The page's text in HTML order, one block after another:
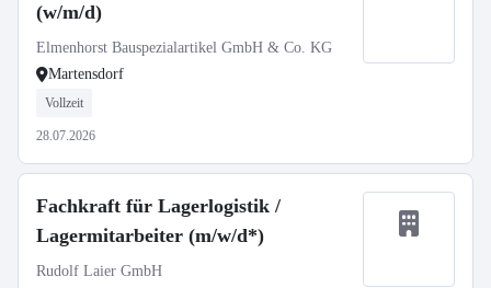
(w/m/d)
Elmenhorst Bauspezialartikel GmbH & Co. KG
Martensdorf
Vollzeit
28.07.2026
Fachkraft für Lagerlogistik /
Lagermitarbeiter (m/w/d*)
Rudolf Laier GmbH